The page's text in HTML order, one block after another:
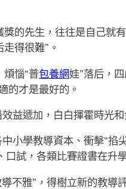
的先生，往往是自己就
得很難”。
煩惱“普包養網娃”落后，
的才是最好的。
益遞加，白白揮霍時光和
小學教導資本、衝擊“掐
試，各類比賽證書在升
不雅”，得樹立新的教導